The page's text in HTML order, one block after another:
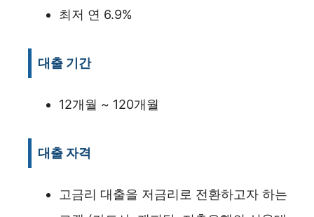
최저 연 6.9%
대출 기간
12개월 ~ 120개월
대출 자격
고금리 대출을 저금리로 전환하고자 하는